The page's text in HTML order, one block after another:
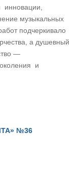
музыкальных
подчеркивало
а душевный
—
и
№36